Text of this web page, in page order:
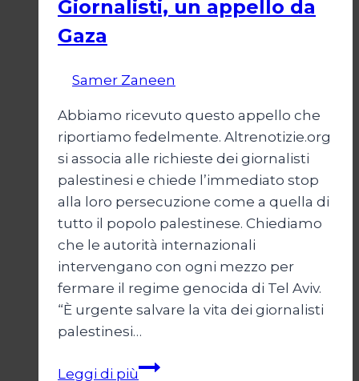
Giornalisti, un appello da
Gaza
Samer Zaneen
Abbiamo ricevuto questo appello che
riportiamo fedelmente. Altrenotizie.org
si associa alle richieste dei giornalisti
palestinesi e chiede l’immediato stop
alla loro persecuzione come a quella di
tutto il popolo palestinese. Chiediamo
che le autorità internazionali
intervengano con ogni mezzo per
fermare il regime genocida di Tel Aviv.
“È urgente salvare la vita dei giornalisti
palestinesi…
Leggi di piùGiornalisti,